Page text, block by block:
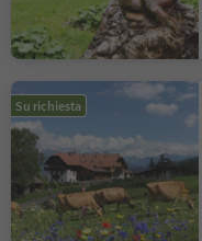
Su richiesta